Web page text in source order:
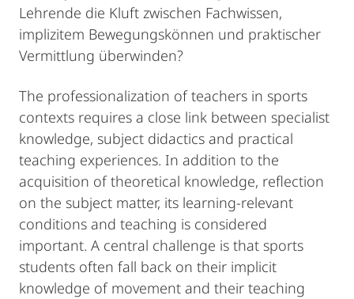
Lehrende die Kluft zwischen Fachwissen,
implizitem Bewegungskönnen und praktischer
Vermittlung überwinden?
The professionalization of teachers in sports
contexts requires a close link between specialist
knowledge, subject didactics and practical
teaching experiences. In addition to the
acquisition of theoretical knowledge, reflection
on the subject matter, its learning-relevant
conditions and teaching is considered
important. A central challenge is that sports
students often fall back on their implicit
knowledge of movement and their teaching